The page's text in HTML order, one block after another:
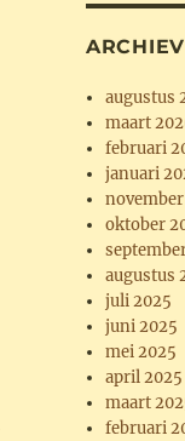
augustus
maart
februari
januari
oktober
augustus
juli 2025
juni 2025
mei 2025
april 2025
maart
februari